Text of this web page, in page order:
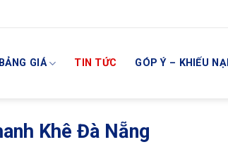
BẢNG GIÁ TIN TỨC GÓP Ý – KHIẾU NẠI
Khê Đà Nẵng